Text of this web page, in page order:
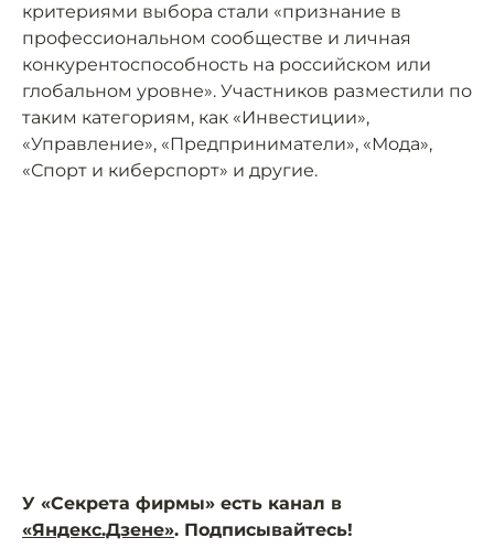
критериями выбора стали «признание в
профессиональном сообществе и личная
конкурентоспособность на российском или
глобальном уровне». Участников разместили по
таким категориям, как «Инвестиции»,
«Управление», «Предприниматели», «Мода»,
«Спорт и киберспорт» и другие.
У «Секрета фирмы» есть канал в
«Яндекс.Дзене». Подписывайтесь!